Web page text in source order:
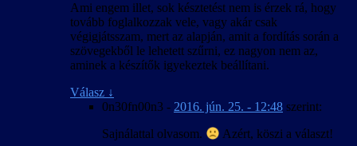
Ami engem illet, sok késztetést nem is érzek rá, hogy
tovább foglalkozzak vele, vagy akár csak
végigjátsszam, mert az alapján, amit a fordítás során a
szövegekből le lehetett szűrni, ez nagyon nem az,
aminek a készítők igyekeztek beállítani.
Válasz ↓
0n30fn00n3 - 2016. jún. 25. - 12:48 szerint:
Sajnálattal olvasom.
Azért, köszi a választ!